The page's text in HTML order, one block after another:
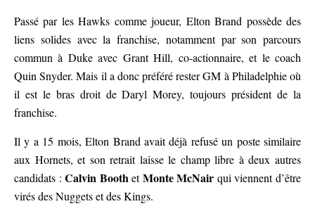
Passé par les Hawks comme joueur, Elton Brand possède des
liens solides avec la franchise, notamment par son parcours
commun à Duke avec Grant Hill, co-actionnaire, et le coach
Quin Snyder. Mais il a donc préféré rester GM à Philadelphie où
il est le bras droit de Daryl Morey, toujours président de la
franchise.
Il y a 15 mois, Elton Brand avait déjà refusé un poste similaire
aux Hornets, et son retrait laisse le champ libre à deux autres
candidats :Calvin Booth etMonte McNair qui viennent d’être
virés des Nuggets et des Kings.